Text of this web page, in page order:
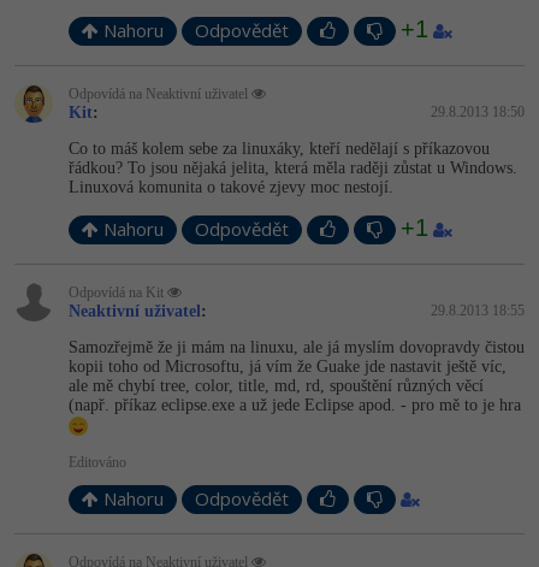
Adobe After Effects
Blender -80%
Inkscape
Fotografování
Fórum
Nahoru Odpovědět +1
Odpovídá na Neaktivní uživatel
Kit: 29.8.2013 18:50
Co to máš kolem sebe za linuxáky, kteří nedělají s příkazovou
řádkou? To jsou nějaká jelita, která měla raději zůstat u Windows.
Linuxová komunita o takové zjevy moc nestojí.
Nahoru Odpovědět +1
Odpovídá na Kit
Neaktivní uživatel : 29.8.2013 18:55
Samozřejmě že ji mám na linuxu, ale já myslím dovopravdy čistou
kopii toho od Microsoftu, já vím že Guake jde nastavit ještě víc,
ale mě chybí tree, color, title, md, rd, spouštění různých věcí
(např. příkaz eclipse.exe a už jede Eclipse apod. - pro mě to je hra
Editováno
Nahoru Odpovědět
Odpovídá na Neaktivní uživatel